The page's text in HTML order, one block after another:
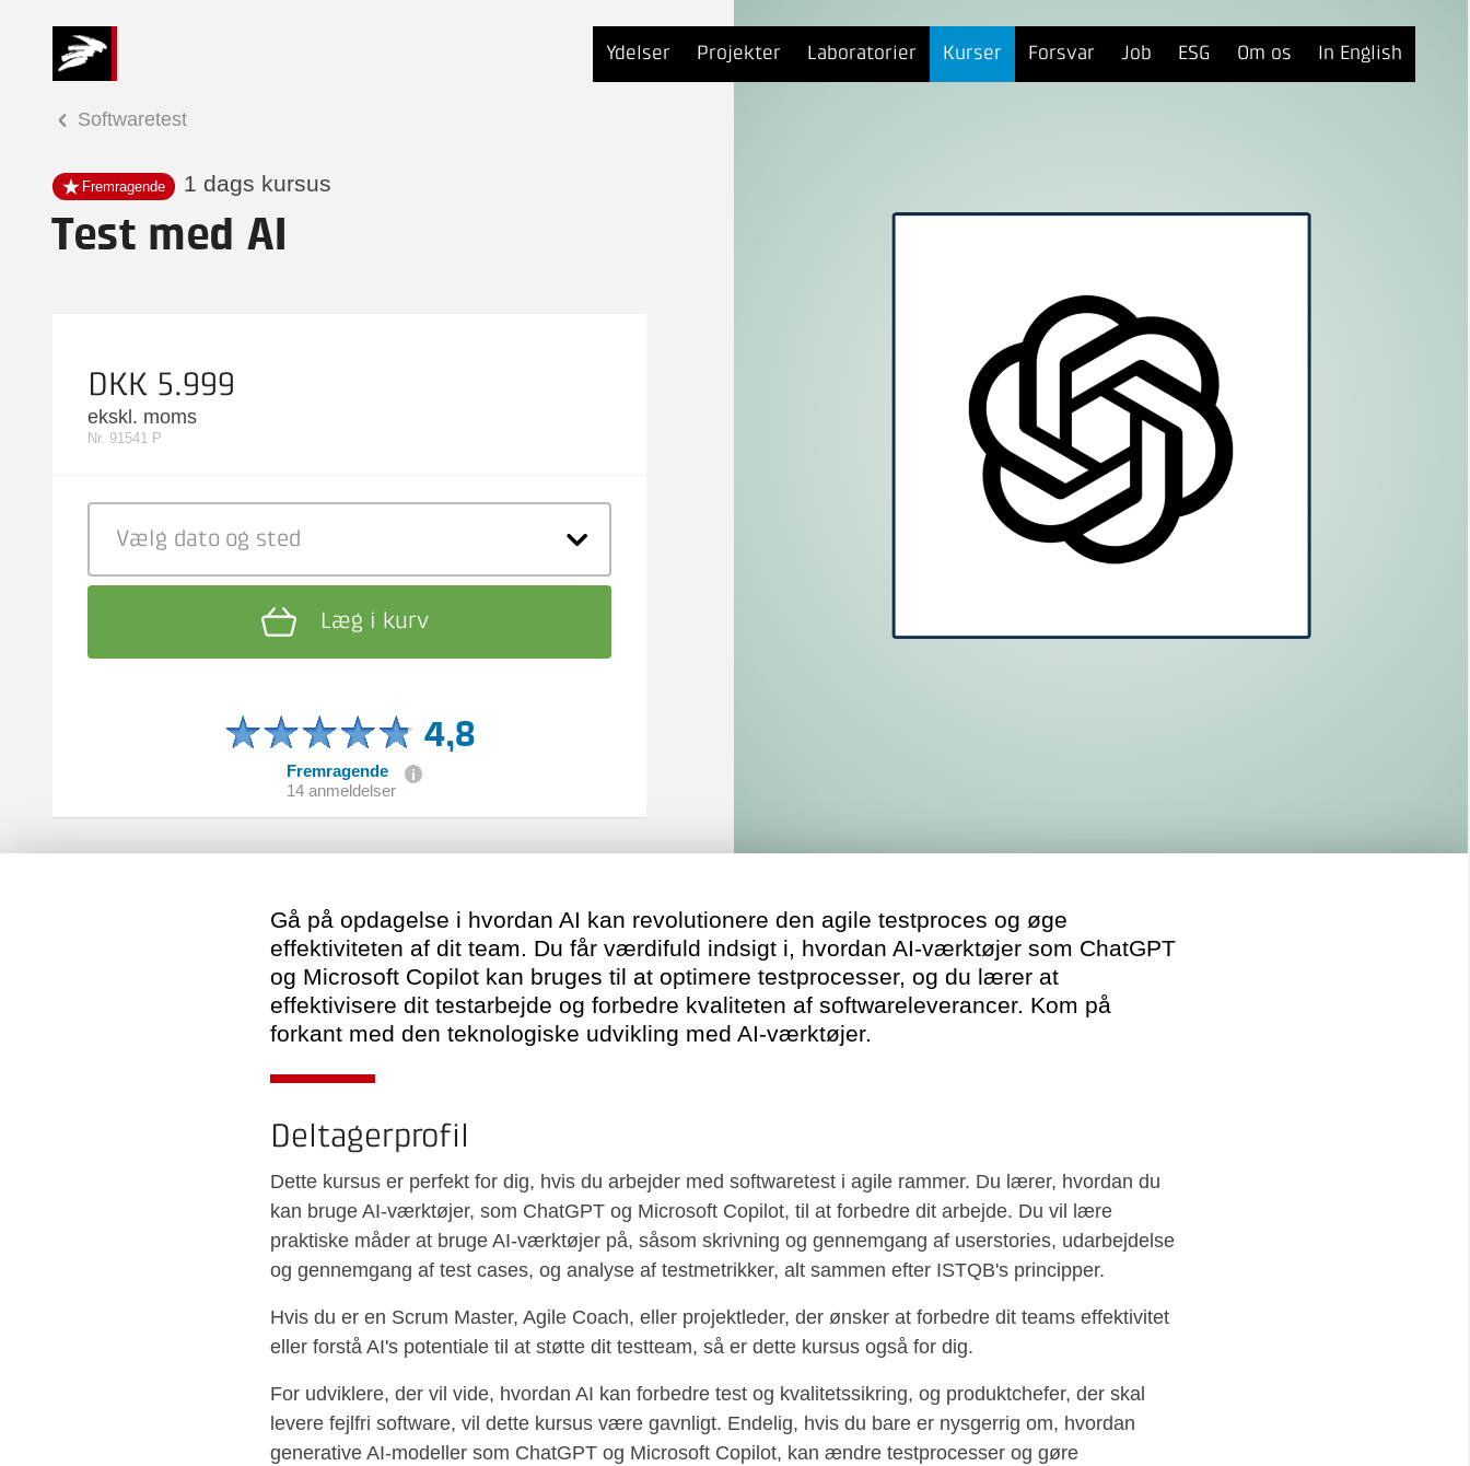
Ydelser Projekter Laboratorier Kurser Forsvar Job ESG Om os In English
Softwaretest
Fremragende 1 dags kursus
Test med AI
DKK 5.999
ekskl. moms
Nr. 91541 P
Vælg dato og sted
Læg i kurv
4,8
Fremragende
14 anmeldelser
Gå på opdagelse i hvordan AI kan revolutionere den agile testproces og øge
effektiviteten af dit team. Du får værdifuld indsigt i, hvordan AI-værktøjer som ChatGPT
og Microsoft Copilot kan bruges til at optimere testprocesser, og du lærer at
effektivisere dit testarbejde og forbedre kvaliteten af softwareleverancer. Kom på
forkant med den teknologiske udvikling med AI-værktøjer.
Deltagerprofil
Dette kursus er perfekt for dig, hvis du arbejder med softwaretest i agile rammer. Du lærer, hvordan du
kan bruge AI-værktøjer, som ChatGPT og Microsoft Copilot, til at forbedre dit arbejde. Du vil lære
praktiske måder at bruge AI-værktøjer på, såsom skrivning og gennemgang af userstories, udarbejdelse
og gennemgang af test cases, og analyse af testmetrikker, alt sammen efter ISTQB's principper.
Hvis du er en Scrum Master, Agile Coach, eller projektleder, der ønsker at forbedre dit teams effektivitet
eller forstå AI's potentiale til at støtte dit testteam, så er dette kursus også for dig.
For udviklere, der vil vide, hvordan AI kan forbedre test og kvalitetssikring, og produktchefer, der skal
levere fejlfri software, vil dette kursus være gavnligt. Endelig, hvis du bare er nysgerrig om, hvordan
generative AI-modeller som ChatGPT og Microsoft Copilot, kan ændre testprocesser og gøre